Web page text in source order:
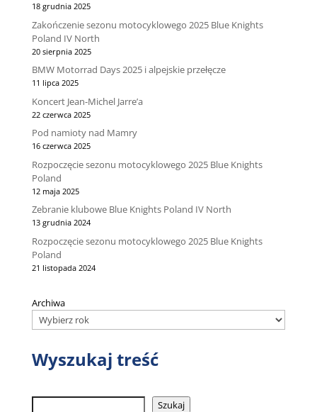
18 grudnia 2025
Zakończenie sezonu motocyklowego 2025 Blue Knights
Poland IV North
20 sierpnia 2025
BMW Motorrad Days 2025 i alpejskie przełęcze
11 lipca 2025
Koncert Jean-Michel Jarre’a
22 czerwca 2025
Pod namioty nad Mamry
16 czerwca 2025
Rozpoczęcie sezonu motocyklowego 2025 Blue Knights
Poland
12 maja 2025
Zebranie klubowe Blue Knights Poland IV North
13 grudnia 2024
Rozpoczęcie sezonu motocyklowego 2025 Blue Knights
Poland
21 listopada 2024
Archiwa
Wyszukaj treść
Szukaj Szukaj